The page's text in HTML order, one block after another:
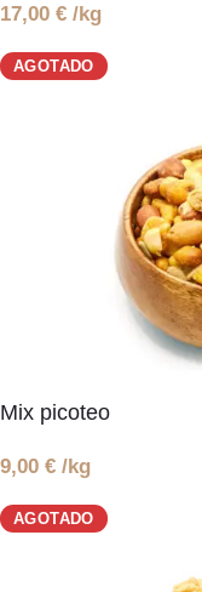
17,00 € /kg
AGOTADO
Mix picoteo
9,00 € /kg
AGOTADO